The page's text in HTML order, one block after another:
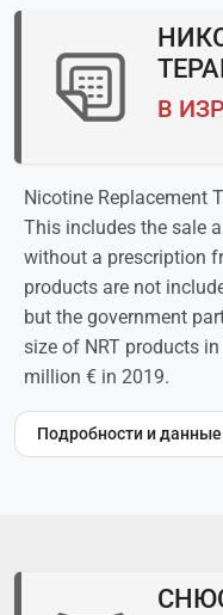
В
Nicotine Replacement
This includes the sale
without a prescription
products are not
but the government
size of NRT products
million € in 2019.
Подробности и